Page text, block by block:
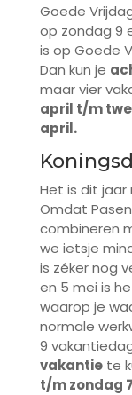
Goede
op zondag 9
is op Goede
Dan kun je
maar vier
april t/m
april.
Het is dit jaar
Omdat
combineren
we ietsje
is zéker nog
en 5 mei is
waarop je
normale
9
vakantiete
t/m zondag